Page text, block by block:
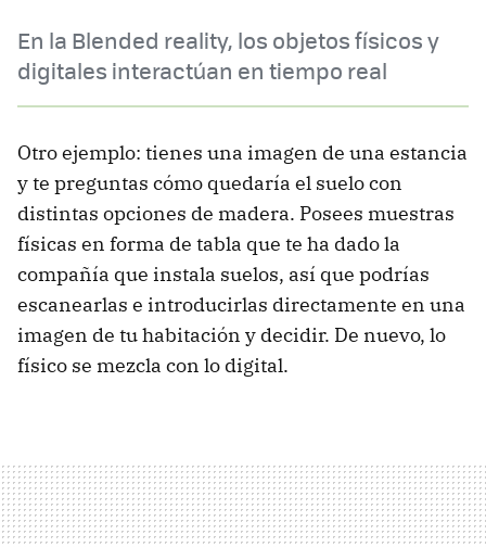
En la Blended reality, los objetos físicos y
digitales interactúan en tiempo real
Otro ejemplo: tienes una imagen de una estancia
y te preguntas cómo quedaría el suelo con
distintas opciones de madera. Posees muestras
físicas en forma de tabla que te ha dado la
compañía que instala suelos, así que podrías
escanearlas e introducirlas directamente en una
imagen de tu habitación y decidir. De nuevo, lo
físico se mezcla con lo digital.